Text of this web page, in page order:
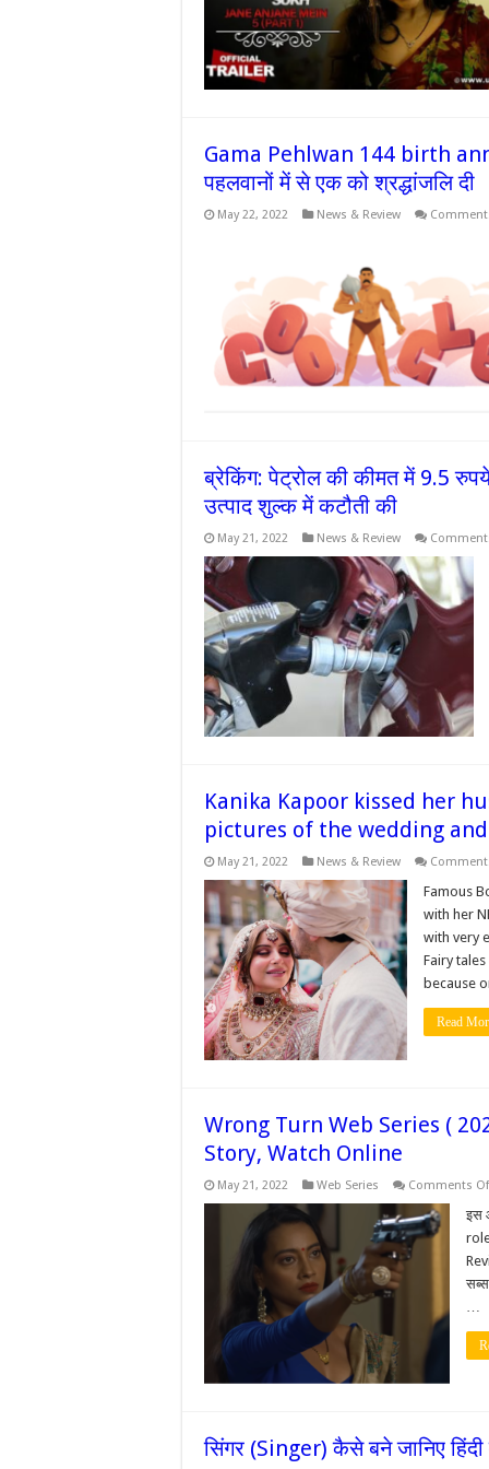
Gama Pehlwan 144 birth
पहलवानों में से एक को श्रद्धांजलि दी
May 22, 2022 News & Review
ब्रेकिंग: पेट्रोल की कीमत में 9.5
उत्पाद शुल्क में कटौती की
May 21, 2022 News & Review
Kanika Kapoor kissed her
pictures of the wedding and
May 21, 2022 News & Review
Famous
with her
with very
Fairy
because
Read
Wrong Turn Web Series (
Story, Watch Online
May 21, 2022 Web Series Comments
इस
सिंगर (Singer) कैसे बने जानिए हिंदी